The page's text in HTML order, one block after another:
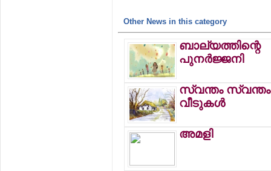
Other News in this category
ബാല്യത്തിന്റെ
പുനര്‍ജ്ജനി
സ്വന്തം സ്വന്തം
വീടുകള്‍
അമളി